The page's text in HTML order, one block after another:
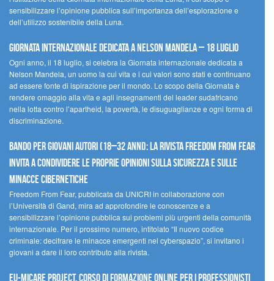
sensibilizzare l’opinione pubblica sull’importanza dell’esplorazione e
dell’utilizzo sostenibile della Luna.
Giornata internazionale dedicata a Nelson Mandela – 18 luglio
Ogni anno, il 18 luglio, si celebra la Giornata internazionale dedicata a
Nelson Mandela, un uomo la cui vita e i cui valori sono stati e continuano
ad essere fonte di ispirazione per il mondo. Lo scopo della Giornata è
rendere omaggio alla vita e agli insegnamenti del leader sudafricano
nella lotta contro l’apartheid, la povertà, le disuguaglianze e ogni forma di
discriminazione.
Bando per giovani autori (18–32 anni): la Rivista Freedom From Fear
invita a condividere le proprie opinioni sulla sicurezza e sulle
minacce cibernetiche
Freedom From Fear, pubblicata da UNICRI in collaborazione con
l’Università di Gand, mira ad approfondire le conoscenze e a
sensibilizzare l’opinione pubblica sui problemi più urgenti della comunità
internazionale. Per il prossimo numero, intitolato “Il nuovo codice
criminale: decifrare le minacce emergenti nel cyberspazio”, si invitano i
giovani a dare il loro contributo alla rivista.
EU-MiCare Project. Corso di formazione online per i professionisti